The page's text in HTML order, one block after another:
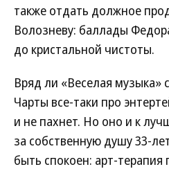
также отдать должное
Волозневу: баллады
до кристальной чистоты.
Вряд ли «Веселая музыка»
Чарты все-таки про
и не пахнет. Но оно и к
за собственную душу 33-
быть спокоен: арт-